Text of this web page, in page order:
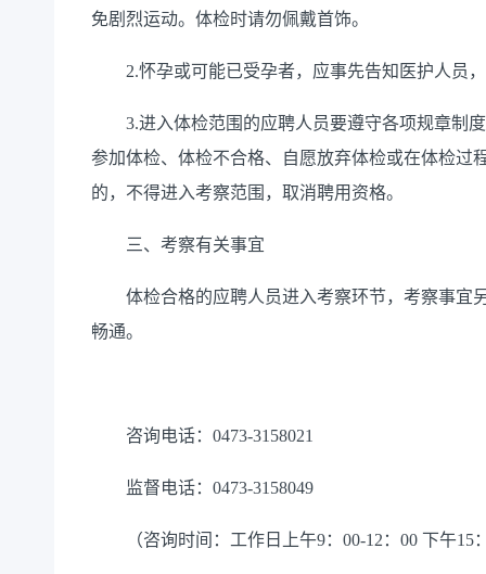
免剧烈运动。体检时请勿佩戴首饰。
2.怀孕或可能已受孕者， 应事先告知医护人员
3.进入体检范围的应聘人员要遵守各项规章制
参加体检、体检不合格、自愿放弃体检或在体检过
的，不得进入考察范围，取消聘用资格。
三、 考察有关事宜
体检合格的应聘人员进入考察环节，考察事宜
畅通。
咨询电话： 0473-3158021
监督电话： 0473-3158049
（咨询时间： 工作日 上午9： 00-12 ： 00 下午15